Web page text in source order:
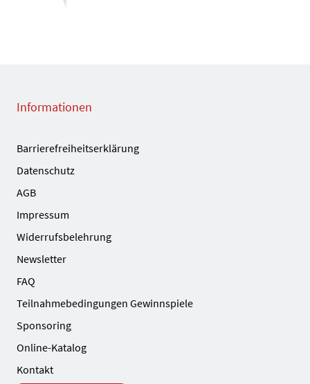
Informationen
Barrierefreiheitserklärung
Datenschutz
AGB
Impressum
Widerrufsbelehrung
Newsletter
FAQ
Teilnahmebedingungen Gewinnspiele
Sponsoring
Online-Katalog
Kontakt